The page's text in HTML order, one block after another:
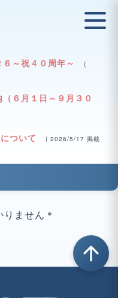
～祝４０周年～
(
６月１日～９月３０
ついて
( 2026/5/17 掲載
ません＊
arrow_upward